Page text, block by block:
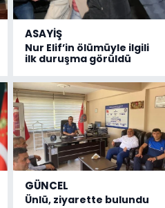
ASAYİŞ
Nur Elif’in ölümüyle ilgili
ilk duruşma görüldü
GÜNCEL
Ünlü, ziyarette bulundu